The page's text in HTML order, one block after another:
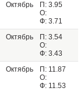
Октябрь
П: 3.95
О:
Ф: 3.71
Октябрь
П: 3.54
О:
Ф: 3.43
Октябрь
П: 11.87
О:
Ф: 11.53